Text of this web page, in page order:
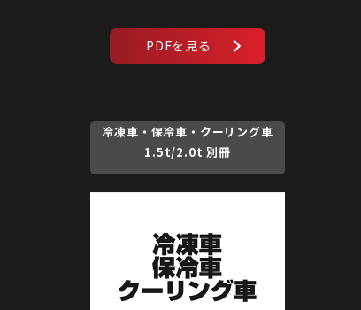
冷凍車・保冷車・クーリング車
1.5t/2.0t 別冊